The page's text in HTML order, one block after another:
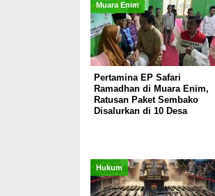
Muara Enim
Pertamina EP Safari
Ramadhan di Muara Enim,
Ratusan Paket Sembako
Disalurkan di 10 Desa
Hukum